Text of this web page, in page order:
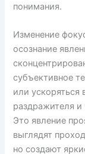
понимания.
Изменение
осознание
субъективное
или ускоряться
раздражителя и
Это явление
выглядят
но создают